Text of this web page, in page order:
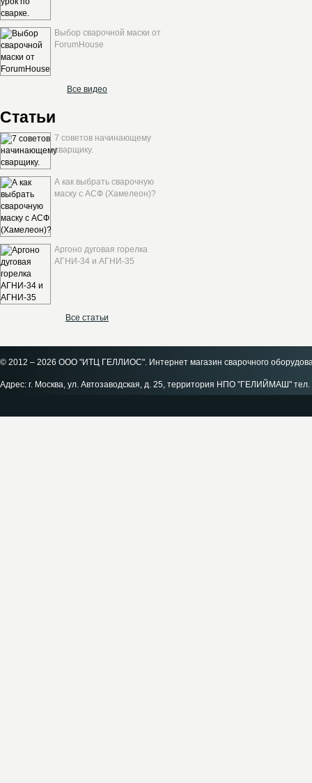
Выбор сварочной маски от
ForumHouse
Все видео
Статьи
7 советов начинающему
сварщику.
А как выбрать сварочную
маску с АСФ (Хамелеон)?
Аргоно дуговая горелка
АГНИ-34 и АГНИ-35
Все статьи
© 2012 – 2026 ООО "ИТЦ ГЕЛЛИОС". Интернет магазин сварочного
Адрес: г. Москва, ул. Автозаводская, д. 25, территория НПО "ГЕЛИЙМАШ"